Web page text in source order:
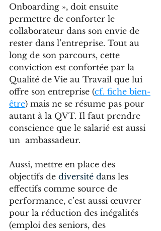
Onboarding », doit ensuite
permettre de conforter le
collaborateur dans son envie de
rester dans l’entreprise. Tout au
long de son parcours, cette
conviction est confortée par la
Qualité de Vie au Travail que lui
offre son entreprise (cf. fiche bien-
être) mais ne se résume pas pour
autant à la QVT. Il faut prendre
conscience que le salarié est aussi
un  ambassadeur.
Aussi, mettre en place des
objectifs de diversité dans les
effectifs comme source de
performance, c’est aussi œuvrer
pour la réduction des inégalités
(emploi des seniors, des